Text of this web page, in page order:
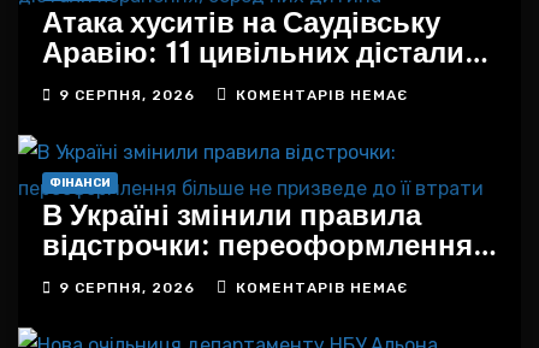
Атака хуситів на Саудівську
Аравію: 11 цивільних дістали
поранення, серед них дитина
9 СЕРПНЯ, 2026 КОМЕНТАРІВ НЕМАЄ
ФІНАНСИ
В Україні змінили правила
відстрочки: переоформлення
більше не призведе до її
втрати
9 СЕРПНЯ, 2026 КОМЕНТАРІВ НЕМАЄ